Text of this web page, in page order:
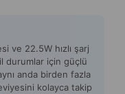
ve 22.5W hızlı şarj
durumlar için güçlü
anda birden fazla
kolayca takip